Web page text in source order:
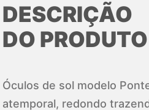
DESCRIÇÃO
DO PRODUTO
Óculos de sol modelo
atemporal, redondo